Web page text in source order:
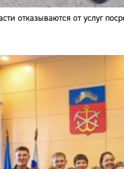
отказываются от услуг